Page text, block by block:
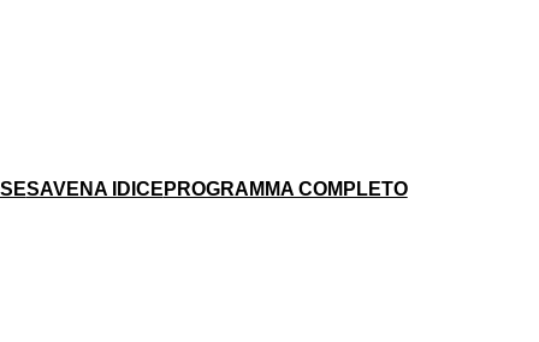
SAVENA IDICE PROGRAMMA COMPLETO